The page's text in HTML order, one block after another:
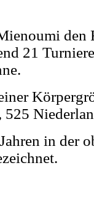
21
in